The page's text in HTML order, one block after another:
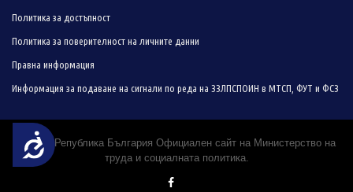
Достъпност
Политика за достъпност
Политика за поверителност на личните данни
Правна информация
Информация за подаване на сигнали по реда на ЗЗЛПСПОИН в МТСП, ФУТ и ФСЗ
© 2019 Република България Официален сайт на Министерство на
труда и социалната политика.